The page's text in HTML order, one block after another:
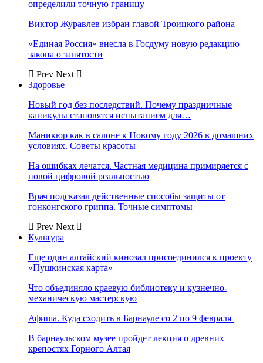
определили точную границу
Виктор Журавлев избран главой Троицкого района
«Единая Россия» внесла в Госдуму новую редакцию
закона о занятости
Prev Next
Здоровье
Новый год без последствий. Почему праздничные
каникулы становятся испытанием для…
Маникюр как в салоне к Новому году 2026 в домашних
условиях. Советы красоты
На ошибках лечатся. Частная медицина примиряется с
новой цифровой реальностью
Врач подсказал действенные способы защиты от
гонконгского гриппа. Точные симптомы
Prev Next
Культура
Еще один алтайский кинозал присоединился к проекту
«Пушкинская карта»
Что объединяло краевую библиотеку и кузнечно-
механическую мастерскую
Афиша. Куда сходить в Барнауле со 2 по 9 февраля
В барнаульском музее пройдет лекция о древних
крепостях Горного Алтая